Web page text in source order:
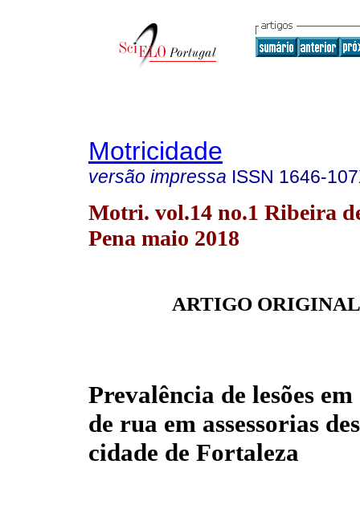
Motricidade
versão impressa ISSN 1646-
Motri. vol.14 no.1 Ribeira
Pena maio 2018
ARTIGO
Prevalência de lesões
de rua em assessorias
cidade de Fortaleza